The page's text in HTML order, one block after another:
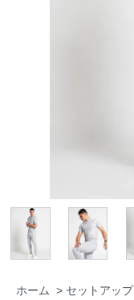
ホーム > セットアップ